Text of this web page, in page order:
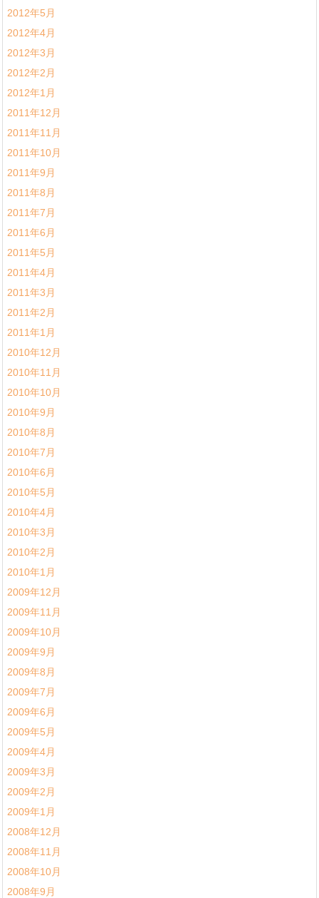
2012年5月
2012年4月
2012年3月
2012年2月
2012年1月
2011年12月
2011年11月
2011年10月
2011年9月
2011年8月
2011年7月
2011年6月
2011年5月
2011年4月
2011年3月
2011年2月
2011年1月
2010年12月
2010年11月
2010年10月
2010年9月
2010年8月
2010年7月
2010年6月
2010年5月
2010年4月
2010年3月
2010年2月
2010年1月
2009年12月
2009年11月
2009年10月
2009年9月
2009年8月
2009年7月
2009年6月
2009年5月
2009年4月
2009年3月
2009年2月
2009年1月
2008年12月
2008年11月
2008年10月
2008年9月